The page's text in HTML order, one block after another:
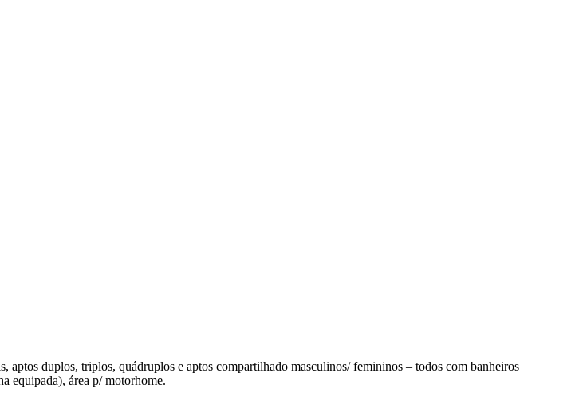
aptos duplos, triplos, quádruplos e aptos compartilhado masculinos/ femininos – todos com banheiros
equipada), área p/ motorhome.